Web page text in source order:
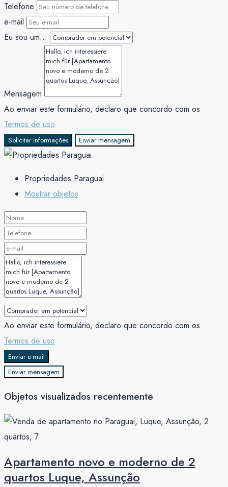
Telefone
e-mail
Eu sou um...
Mensagem
Ao enviar este formulário, declaro que concordo com os
Termos de uso
Solicitar informações Enviar mensagem
Propriedades Paraguai
Mostrar objetos
Ao enviar este formulário, declaro que concordo com os
Termos de uso
Enviar e-mail
Enviar mensagem
Objetos visualizados recentemente
Apartamento novo e moderno de 2
quartos Luque, Assunção